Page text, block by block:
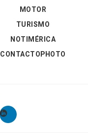
MOTOR
TURISMO
NOTIMÉRICA
CONTACTOPHOTO